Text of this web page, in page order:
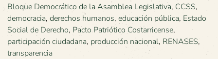
Bloque Democrático de la Asamblea Legislativa, CCSS,
democracia, derechos humanos, educación pública, Estado
Social de Derecho, Pacto Patriótico Costarricense,
participación ciudadana, producción nacional, RENASES,
transparencia